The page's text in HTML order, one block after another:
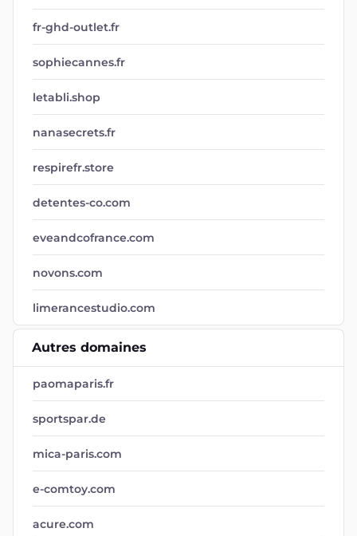
fr-ghd-outlet.fr
sophiecannes.fr
letabli.shop
nanasecrets.fr
respirefr.store
detentes-co.com
eveandcofrance.com
novons.com
limerancestudio.com
Autres domaines
paomaparis.fr
sportspar.de
mica-paris.com
e-comtoy.com
acure.com